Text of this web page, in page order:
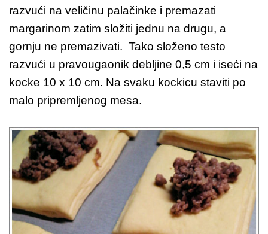
razvući na veličinu palačinke i premazati
margarinom zatim složiti jednu na drugu, a
gornju ne premazivati. Tako složeno testo
razvući u pravougaonik debljine 0,5 cm i iseći na
kocke 10 x 10 cm. Na svaku kockicu staviti po
malo pripremljenog mesa.